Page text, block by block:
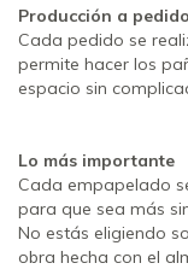
Producción a pedido
Cada pedido se
permite hacer los
espacio sin
Lo más importante
Cada empapelado
para que sea más
No estás eligiendo
obra hecha con el